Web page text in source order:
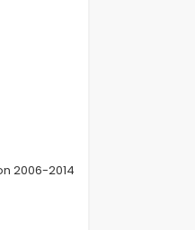
2006-2014